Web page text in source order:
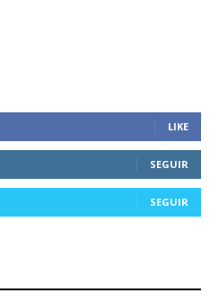
LIKE
SEGUIR
SEGUIR